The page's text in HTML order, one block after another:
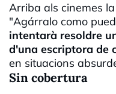
Arriba als cinemes
"Agárralo como
intentarà resoldre
d'una escriptora de
en situacions
Sin cobertura